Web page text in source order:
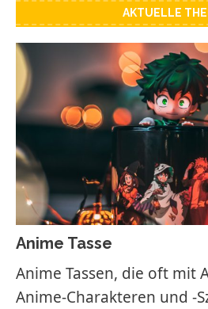
AKTUELLE
Anime Tasse
Anime Tassen, die oft mit
Anime-Charakteren und -